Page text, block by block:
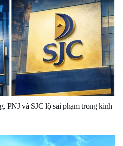
PNJ và SJC lộ sai phạm trong kinh